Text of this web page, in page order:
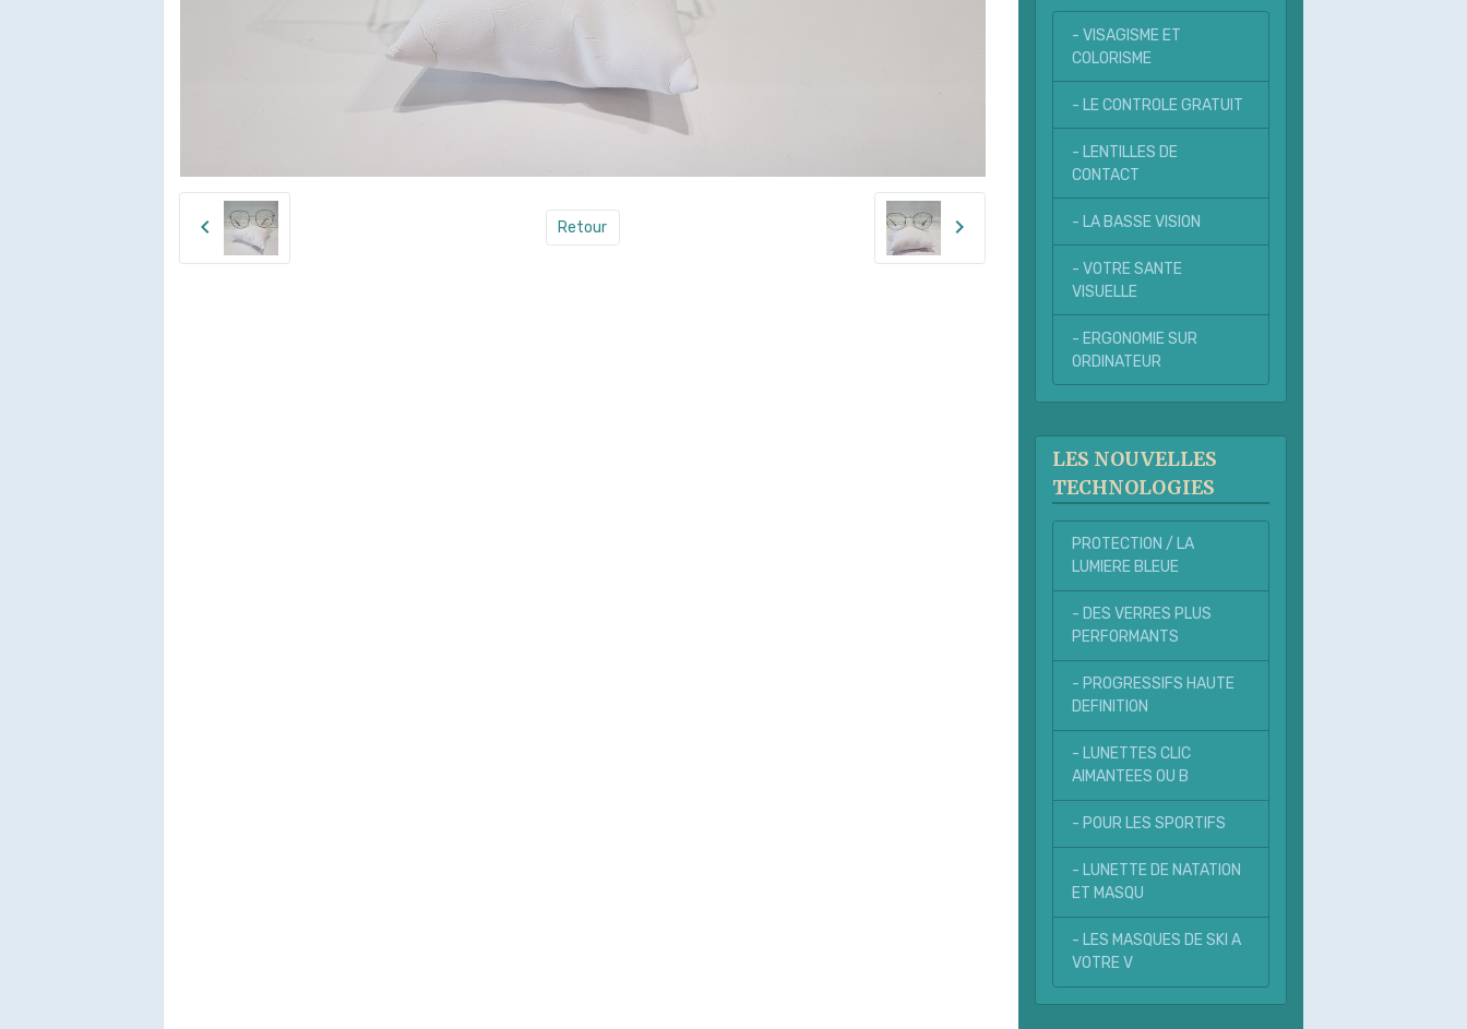
Retour
- VISAGISME ET
COLORISME
- LE CONTROLE GRATUIT
- LENTILLES DE
CONTACT
- LA BASSE VISION
- VOTRE SANTE
VISUELLE
- ERGONOMIE SUR
ORDINATEUR
LES NOUVELLES
TECHNOLOGIES
PROTECTION / LA
LUMIERE BLEUE
- DES VERRES PLUS
PERFORMANTS
- PROGRESSIFS HAUTE
DEFINITION
- LUNETTES CLIC
AIMANTEES OU B
- POUR LES SPORTIFS
- LUNETTE DE NATATION
ET MASQU
- LES MASQUES DE SKI A
VOTRE V